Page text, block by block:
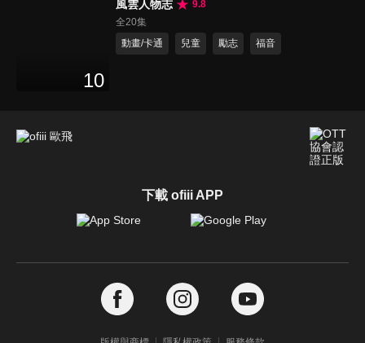
10
風雲人物志
9.8
全20集
動畫/卡通
兒童 勵志 福音
下載 ofiii APP